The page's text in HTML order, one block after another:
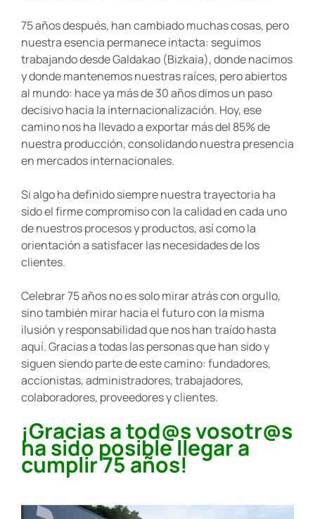
75 años después, han cambiado muchas cosas, pero
nuestra esencia permanece intacta: seguimos
trabajando desde Galdakao (Bizkaia), donde nacimos
y donde mantenemos nuestras raíces, pero abiertos
al mundo: hace ya más de 30 años dimos un paso
decisivo hacia la internacionalización. Hoy, ese
camino nos ha llevado a exportar más del 85% de
nuestra producción, consolidando nuestra presencia
en mercados internacionales.
Si algo ha definido siempre nuestra trayectoria ha
sido el firme compromiso con la calidad en cada uno
de nuestros procesos y productos, así como la
orientación a satisfacer las necesidades de los
clientes.
Celebrar 75 años no es solo mirar atrás con orgullo,
sino también mirar hacia el futuro con la misma
ilusión y responsabilidad que nos han traído hasta
aquí. Gracias a todas las personas que han sido y
siguen siendo parte de este camino: fundadores,
accionistas, administradores, trabajadores,
colaboradores, proveedores y clientes.
¡Gracias a tod@s vosotr@s
ha sido posible llegar a
cumplir 75 años!